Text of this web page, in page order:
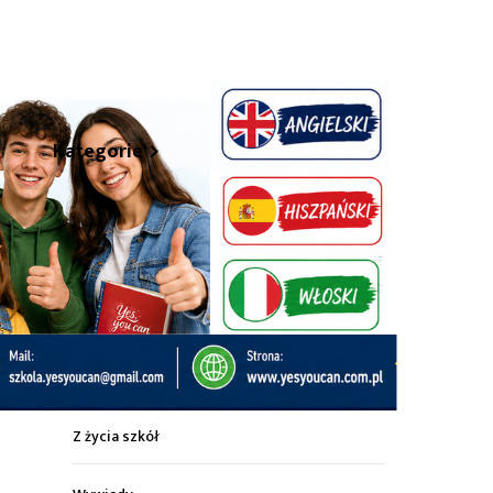
Kategorie
Z życia miasta
Sport
Kultura
Wiadomości z regionu
Z życia szkół